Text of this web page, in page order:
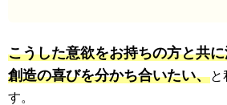
こうした意欲をお持ちの方と共
創造の喜びを分かち合いたい、
す。